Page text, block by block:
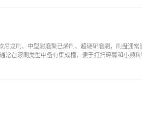
龙刷、中型耐磨聚已烯刷、超硬研磨刷，刷盘通
常在滚刷类型中备有集成槽，便于打扫碎屑和小颗
已烯刷、强力聚乙烯刷、研磨猪鬃。 最终，依据